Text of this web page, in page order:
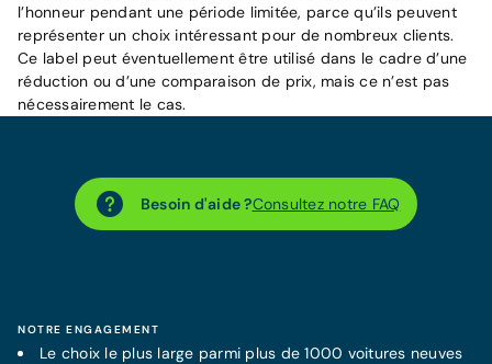
l’honneur pendant une période limitée, parce qu’ils peuvent
représenter un choix intéressant pour de nombreux clients.
Ce label peut éventuellement être utilisé dans le cadre d’une
réduction ou d’une comparaison de prix, mais ce n’est pas
nécessairement le cas.
Besoin d'aide ?Consultez notre FAQ
NOTRE ENGAGEMENT
Le choix le plus large parmi plus de 1000 voitures neuves